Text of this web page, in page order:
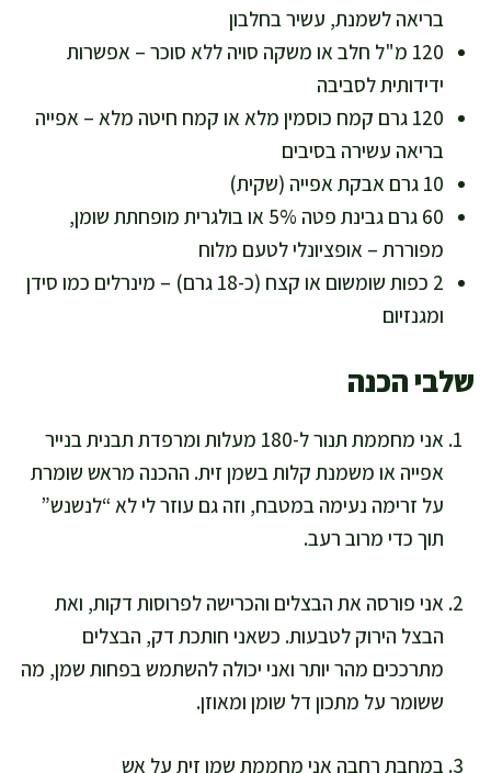
בריאה לשמנת, עשיר בחלבון
120 מ"ל חלב או משקה סויה ללא סוכר – אפשרות
ידידותית לסביבה
120 גרם קמח כוסמין מלא או קמח חיטה מלא – אפייה
בריאה עשירה בסיבים
10 גרם אבקת אפייה (שקית)
60 גרם גבינת פטה 5% או בולגרית מופחתת שומן,
מפוררת – אופציונלי לטעם מלוח
2 כפות שומשום או קצח (כ-18 גרם) – מינרלים כמו סידן
ומגנזיום
שלבי הכנה
אני מחממת תנור ל-180 מעלות ומרפדת תבנית בנייר
אפייה או משמנת קלות בשמן זית. ההכנה מראש שומרת
על זרימה נעימה במטבח, וזה גם עוזר לי לא “לנשנש”
תוך כדי מרוב רעב.
אני פורסה את הבצלים והכרישה לפרוסות דקות, ואת
הבצל הירוק לטבעות. כשאני חותכת דק, הבצלים
מתרככים מהר יותר ואני יכולה להשתמש בפחות שמן, מה
ששומר על מתכון דל שומן ומאוזן.
במחבת רחבה אני מחממת שמן זית על אש